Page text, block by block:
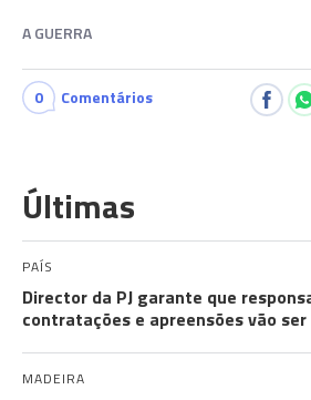
A GUERRA
0 Comentários
Últimas
PAÍS
Director da PJ garante que
contratações e apreensões vão
MADEIRA